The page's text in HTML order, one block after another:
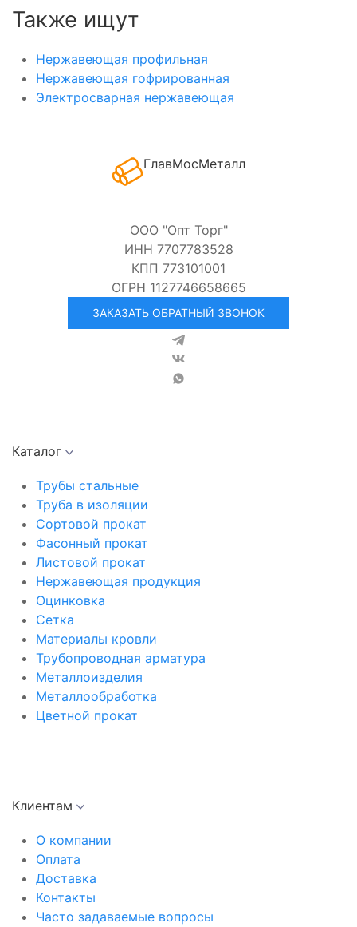
Также ищут
Нержавеющая профильная
Нержавеющая гофрированная
Электросварная нержавеющая
ГлавМосМеталл
ООО "Опт Торг"
ИНН 7707783528
КПП 773101001
ОГРН 1127746658665
ЗАКАЗАТЬ ОБРАТНЫЙ ЗВОНОК
Каталог
Трубы стальные
Труба в изоляции
Сортовой прокат
Фасонный прокат
Листовой прокат
Нержавеющая продукция
Оцинковка
Сетка
Материалы кровли
Трубопроводная арматура
Металлоизделия
Металлообработка
Цветной прокат
Клиентам
О компании
Оплата
Доставка
Контакты
Часто задаваемые вопросы